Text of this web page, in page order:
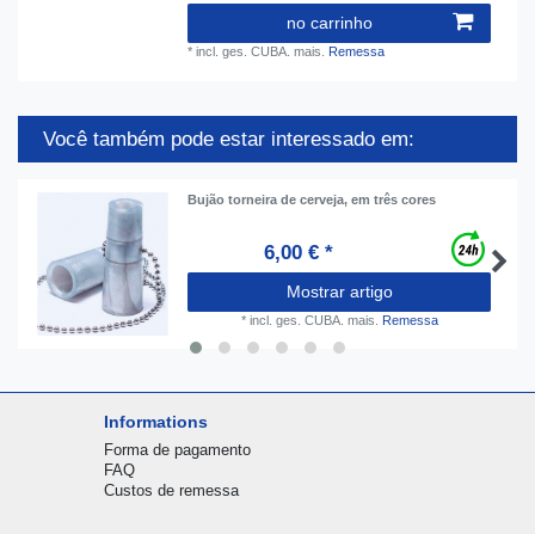
no carrinho
*incl. ges. CUBA. mais. Remessa
Você também pode estar interessado em:
Bujão torneira de cerveja, em três cores
6,00 € *
Mostrar artigo
* incl. ges. CUBA. mais. Remessa
Informations
Forma de pagamento
FAQ
Custos de remessa